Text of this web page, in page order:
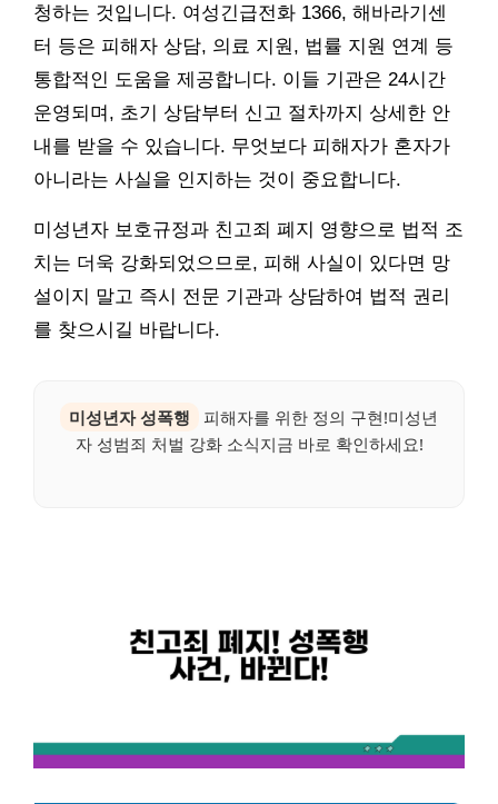
청하는 것입니다. 여성긴급전화 1366, 해바라기센
터 등은 피해자 상담, 의료 지원, 법률 지원 연계 등
통합적인 도움을 제공합니다. 이들 기관은 24시간
운영되며, 초기 상담부터 신고 절차까지 상세한 안
내를 받을 수 있습니다. 무엇보다 피해자가 혼자가
아니라는 사실을 인지하는 것이 중요합니다.
미성년자 보호규정과 친고죄 폐지 영향으로 법적 조
치는 더욱 강화되었으므로, 피해 사실이 있다면 망
설이지 말고 즉시 전문 기관과 상담하여 법적 권리
를 찾으시길 바랍니다.
미성년자 성폭행
피해자를 위한 정의 구현!미성년
자 성범죄 처벌 강화 소식지금 바로 확인하세요!